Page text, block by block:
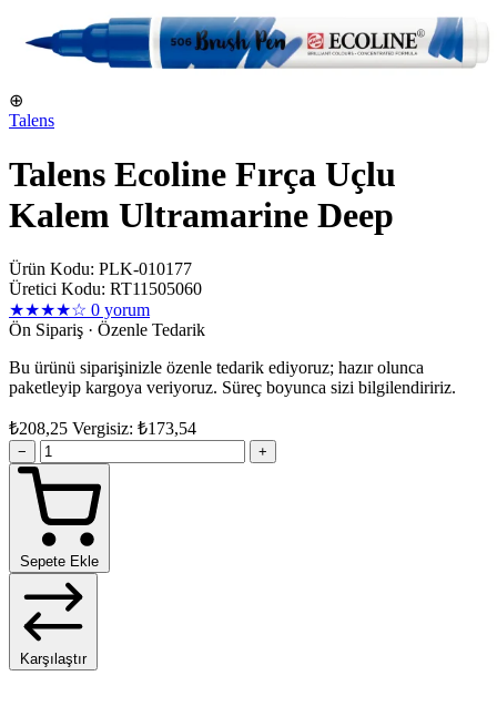
⊕
Talens
Talens Ecoline Fırça Uçlu
Kalem Ultramarine Deep
Ürün Kodu: PLK-010177
Üretici Kodu: RT11505060
★★★★☆ 0 yorum
Ön Sipariş · Özenle Tedarik
Bu ürünü siparişinizle özenle tedarik ediyoruz; hazır olunca
paketleyip kargoya veriyoruz. Süreç boyunca sizi bilgilendiririz.
₺208,25 Vergisiz: ₺173,54
− +
Sepete Ekle
Karşılaştır